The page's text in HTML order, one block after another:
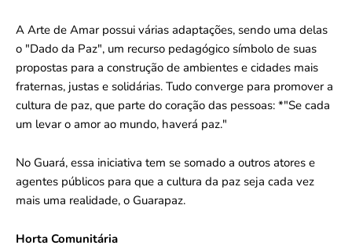
A Arte de Amar possui várias adaptações, sendo uma delas
o "Dado da Paz", um recurso pedagógico símbolo de suas
propostas para a construção de ambientes e cidades mais
fraternas, justas e solidárias. Tudo converge para promover a
cultura de paz, que parte do coração das pessoas: *"Se cada
um levar o amor ao mundo, haverá paz."
No Guará, essa iniciativa tem se somado a outros atores e
agentes públicos para que a cultura da paz seja cada vez
mais uma realidade, o Guarapaz.
Horta Comunitária